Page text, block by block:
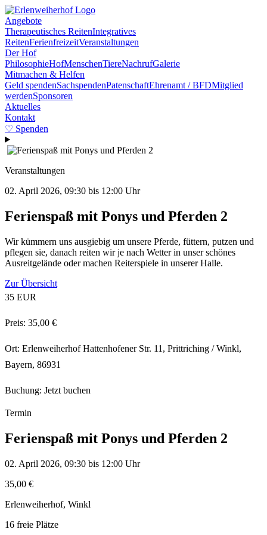
Angebote
Therapeutisches ReitenIntegratives
ReitenFerienfreizeitVeranstaltungen
Der Hof
PhilosophieHofMenschenTiereNachrufGalerie
Mitmachen & Helfen
Geld spendenSachspendenPatenschaftEhrenamt / BFDMitglied
werdenSponsoren
Aktuelles
Kontakt
♡ Spenden
Veranstaltungen
02. April 2026, 09:30 bis 12:00 Uhr
Ferienspaß mit Ponys und Pferden 2
Wir kümmern uns ausgiebig um unsere Pferde, füttern, putzen und
pflegen sie, danach reiten wir je nach Wetter in unser schönes
Ausreitgelände oder machen Reiterspiele in unserer Halle.
Zur Übersicht
35 EUR
Preis: 35,00 €
Ort: Erlenweiherhof Hattenhofener Str. 11, Prittriching / Winkl,
Bayern, 86931
Buchung: Jetzt buchen
Termin
Ferienspaß mit Ponys und Pferden 2
02. April 2026, 09:30 bis 12:00 Uhr
35,00 €
Erlenweiherhof, Winkl
16 freie Plätze